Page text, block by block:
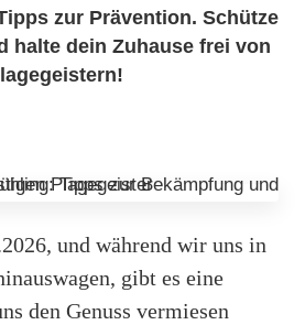
zur Prävention. Schütze
halte dein Zuhause frei von
und während wir uns in
gibt es eine
den Genuss vermiesen